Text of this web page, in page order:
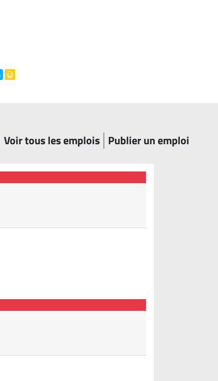
Voir tous les emplois Publier un emploi